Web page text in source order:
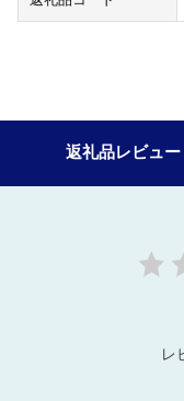
返礼品レビュー
レ